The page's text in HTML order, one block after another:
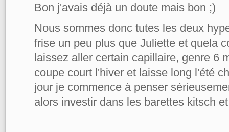
Bon j'avais déjà un doute mais bon ;)
Nous sommes donc tutes les deux
frise un peu plus que Juliette et quela
laissez aller certain capillaire, genre 6
coupe court l'hiver et laisse long l'été
jour je commence à penser
alors investir dans les barettes kitsch